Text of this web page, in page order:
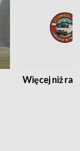
Więcej niż rajd